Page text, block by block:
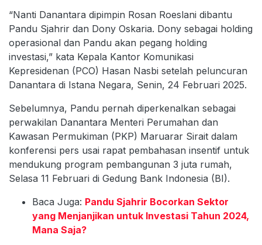
“Nanti Danantara dipimpin Rosan Roeslani dibantu
Pandu Sjahrir dan Dony Oskaria. Dony sebagai holding
operasional dan Pandu akan pegang holding
investasi,” kata Kepala Kantor Komunikasi
Kepresidenan (PCO) Hasan Nasbi setelah peluncuran
Danantara di Istana Negara, Senin, 24 Februari 2025.
Sebelumnya, Pandu pernah diperkenalkan sebagai
perwakilan Danantara Menteri Perumahan dan
Kawasan Permukiman (PKP) Maruarar Sirait dalam
konferensi pers usai rapat pembahasan insentif untuk
mendukung program pembangunan 3 juta rumah,
Selasa 11 Februari di Gedung Bank Indonesia (BI).
Baca Juga: Pandu Sjahrir Bocorkan Sektor
yang Menjanjikan untuk Investasi Tahun 2024,
Mana Saja?